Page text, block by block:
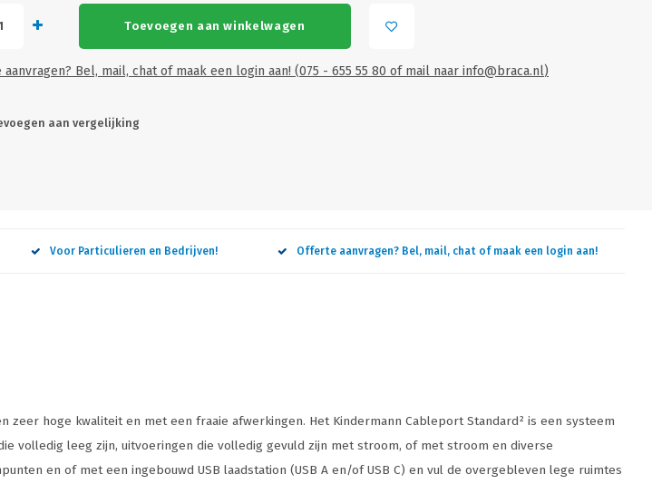
Toevoegen aan winkelwagen
Bel, mail, chat of maak een login aan! (075 - 655 55 80 of mail naar info@braca.nl)
aan vergelijking
Voor Particulieren en Bedrijven! Offerte aanvragen? Bel, mail, chat of maak een login aan!
hoge kwaliteit en met een fraaie afwerkingen. Het Kindermann Cableport Standard² is een systeem
volledig leeg zijn, uitvoeringen die volledig gevuld zijn met stroom, of met stroom en diverse
en of met een ingebouwd USB laadstation (USB A en/of USB C) en vul de overgebleven lege ruimtes